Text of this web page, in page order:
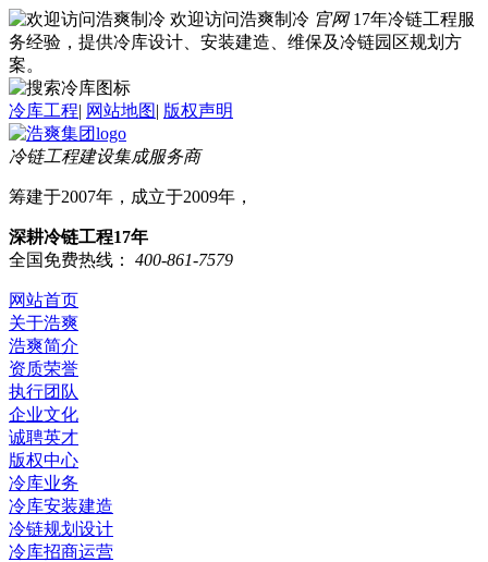
欢迎访问浩爽制冷 官网 17年冷链工程服
务经验，提供冷库设计、安装建造、维保及冷链园区规划方
案。
冷库工程| 网站地图| 版权声明
冷链工程建设集成服务商
筹建于2007年，成立于2009年，
深耕冷链工程17年
全国免费热线：
400-861-7579
网站首页
关于浩爽
浩爽简介
资质荣誉
执行团队
企业文化
诚聘英才
版权中心
冷库业务
冷库安装建造
冷链规划设计
冷库招商运营